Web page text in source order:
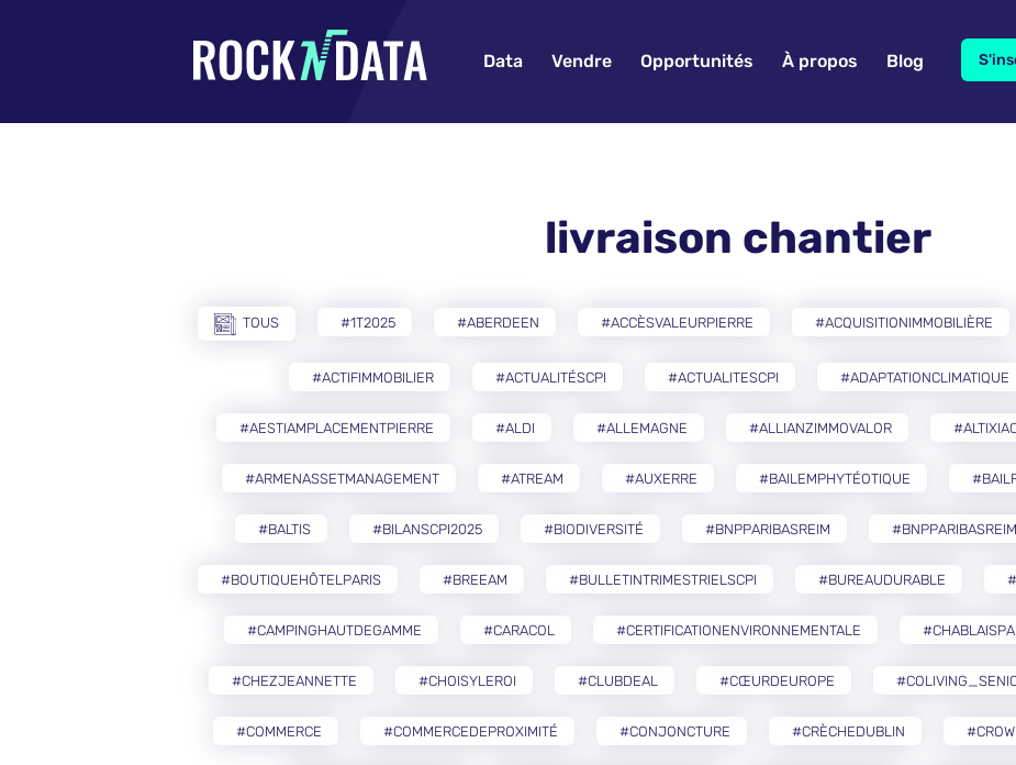
Data Vendre Opportunités À propos Blog
livraison chantier
TOUS #1T2025 #ABERDEEN #ACCÈSVALEURPIERRE #ACQUISITIONIMMOBILIÈRE
#ACTIFIMMOBILIER #ACTUALITÉSCPI #ACTUALITESCPI #ADAPTATIONCLIMATIQUE
#AESTIAMPLACEMENTPIERRE #ALDI #ALLEMAGNE #ALLIANZIMMOVALOR
#ARMENASSETMANAGEMENT #ATREAM #AUXERRE #BAILEMPHYTÉOTIQUE
#BALTIS #BILANSCPI2025 #BIODIVERSITÉ #BNPPARIBASREIM
#BOUTIQUEHÔTELPARIS #BREEAM #BULLETINTRIMESTRIELSCPI #BUREAUDURABLE
#CAMPINGHAUTDEGAMME #CARACOL #CERTIFICATIONENVIRONNEMENTALE
#CHEZJEANNETTE #CHOISYLEROI #CLUBDEAL #CŒURDEUROPE
#COMMERCE #COMMERCEDEPROXIMITÉ #CONJONCTURE #CRÈCHEDUBLIN